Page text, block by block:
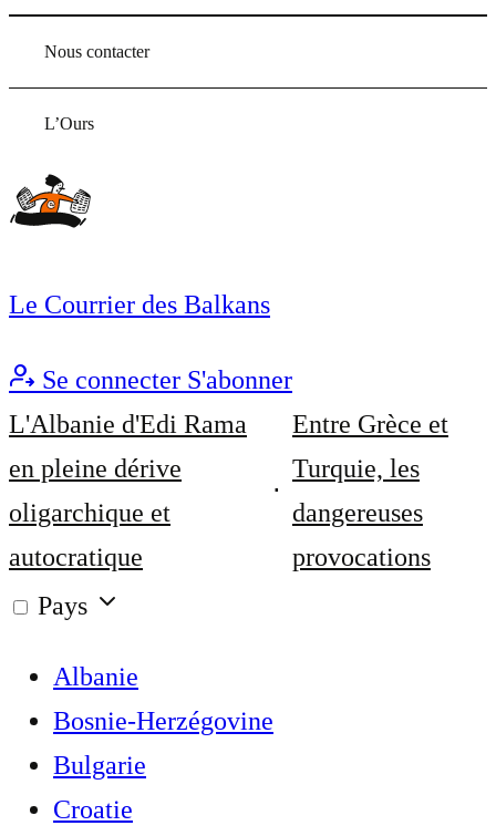
Nous contacter
L’Ours
Le Courrier des Balkans
Se connecter S'abonner
L'Albanie d'Edi Rama
en pleine dérive
oligarchique et
autocratique
Entre Grèce et
Turquie, les
dangereuses
provocations
Pays
Albanie
Bosnie-Herzégovine
Bulgarie
Croatie